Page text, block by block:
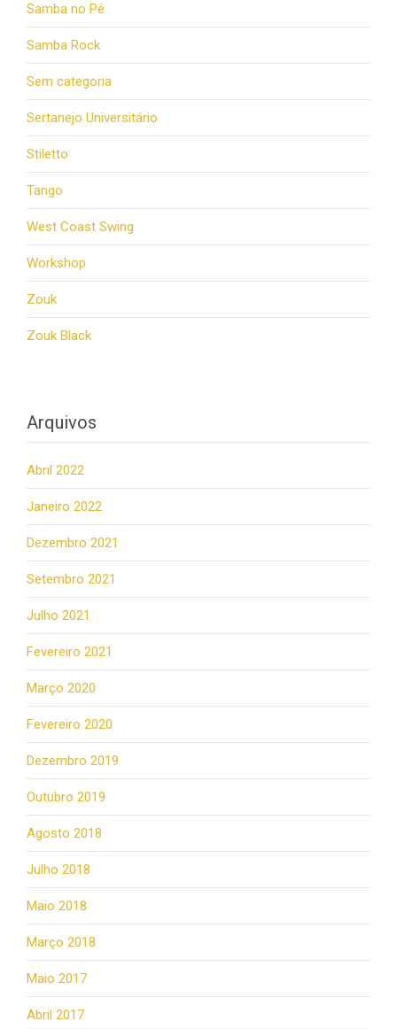
Samba no Pé
Samba Rock
Sem categoria
Sertanejo Universitário
Stiletto
Tango
West Coast Swing
Workshop
Zouk
Zouk Black
Arquivos
Abril 2022
Janeiro 2022
Dezembro 2021
Setembro 2021
Julho 2021
Fevereiro 2021
Março 2020
Fevereiro 2020
Dezembro 2019
Outubro 2019
Agosto 2018
Julho 2018
Maio 2018
Março 2018
Maio 2017
Abril 2017